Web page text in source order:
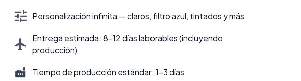
Personalización infinita — claros, filtro azul, tintados y más
Entrega estimada: 8–12 días laborables (incluyendo
producción)
Tiempo de producción estándar: 1–3 días